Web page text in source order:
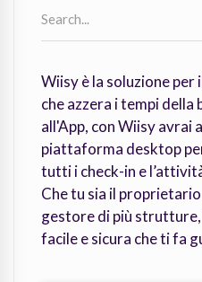
for:
Wiisy è la soluzione per
che azzera i tempi
all'App, con Wiisy avrai
piattaforma desktop
tutti i check-in e
Che tu sia il
gestore di più
facile e sicura che ti fa